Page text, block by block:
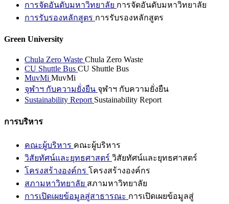
การจัดอันดับมหาวิทยาลัย การจัดอันดับมหาวิทยาลัย
การรับรองหลักสูตร การรับรองหลักสูตร
Green University
Chula Zero Waste Chula Zero Waste
CU Shuttle Bus CU Shuttle Bus
MuvMi MuvMi
จุฬาฯ กับความยั่งยืน จุฬาฯ กับความยั่งยืน
Sustainability Report Sustainability Report
การบริหาร
คณะผู้บริหาร คณะผู้บริหาร
วิสัยทัศน์และยุทธศาสตร์ วิสัยทัศน์และยุทธศาสตร์
โครงสร้างองค์กร โครงสร้างองค์กร
สภามหาวิทยาลัย สภามหาวิทยาลัย
การเปิดเผยข้อมูลสู่สาธารณะ การเปิดเผยข้อมูลสู่